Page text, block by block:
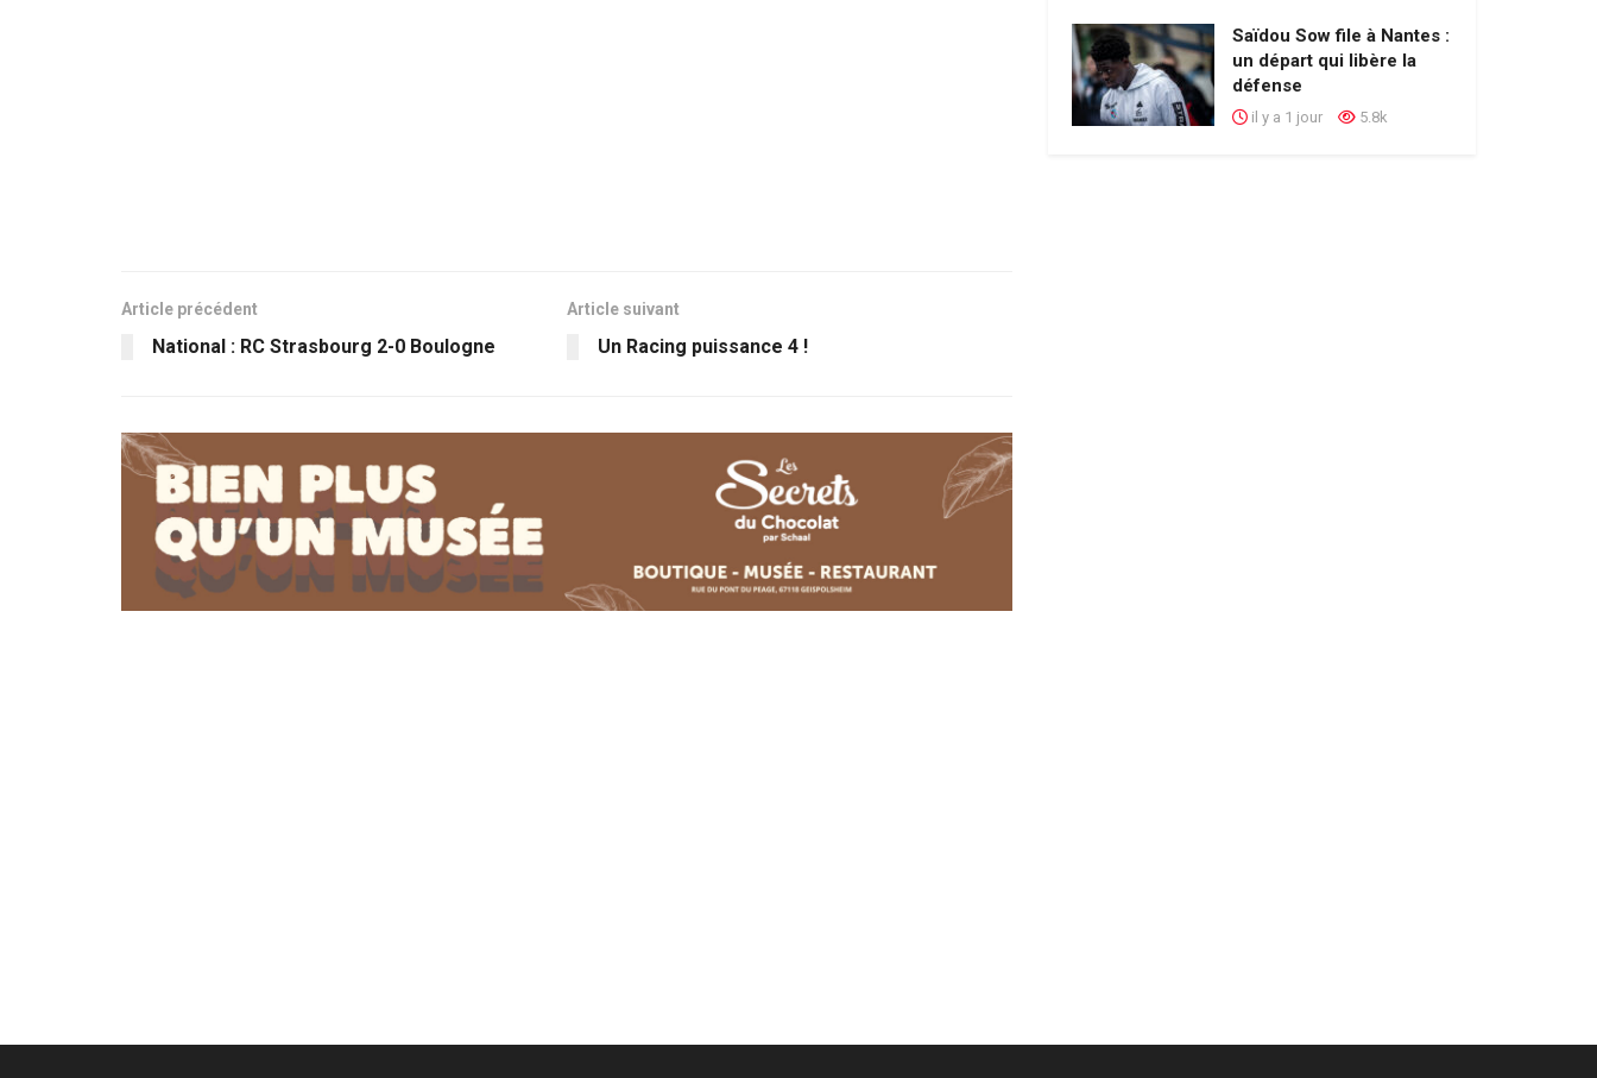
Article précédent
National : RC Strasbourg 2-0 Boulogne
Article suivant
Un Racing puissance 4 !
Saïdou Sow file à Nantes :
un départ qui libère la
défense
il y a 1 jour 5.8k